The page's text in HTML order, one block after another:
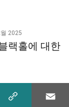
2025
랙홀에 대한